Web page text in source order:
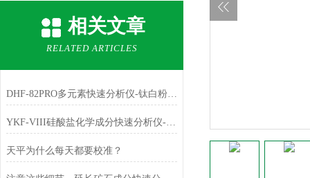
相关文章
RELATED ARTICLES
DHF-82PRO多元素快速分析仪-钛白粉、金红石中主成份TiO2的测定
YKF-VIII硅酸盐化学成分快速分析仪-铁红中主成份Fe2O3的测定
天平为什么每天都要校准？